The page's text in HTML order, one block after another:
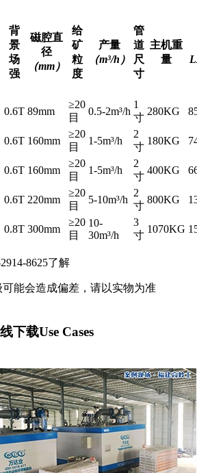
背
景
场
强
磁腔直
径
（mm）
给
矿
粒
度
产量
（m³/h）
管
道
尺
寸
主机重
量
0.6T 89mm
≥20
目
0.5-2m³/h
1
寸
280KG
0.6T 160mm
≥20
目
1-5m³/h
2
寸
180KG
0.6T 160mm
≥20
目
1-5m³/h
2
寸
400KG
0.6T 220mm
≥20
目
5-10m³/h
2
寸
800KG
0.8T 300mm
≥20
目
10-
30m³/h
3
寸
1070KG
8625了解
能会造成偏差，请以实物为准
下载Use Cases